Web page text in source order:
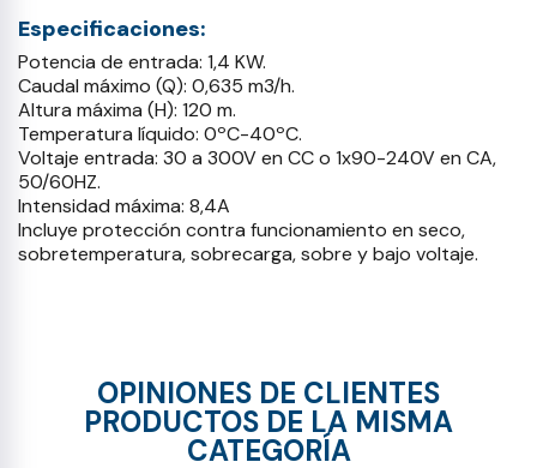
Especificaciones:
Potencia de entrada: 1,4 KW.
Caudal máximo (Q): 0,635 m3/h.
Altura máxima (H): 120 m.
Temperatura líquido: 0ºC-40ºC.
Voltaje entrada: 30 a 300V en CC o 1x90-240V en CA,
50/60HZ.
Intensidad máxima: 8,4A
Incluye protección contra funcionamiento en seco,
sobretemperatura, sobrecarga, sobre y bajo voltaje.
OPINIONES DE CLIENTES
PRODUCTOS DE LA MISMA
CATEGORÍA